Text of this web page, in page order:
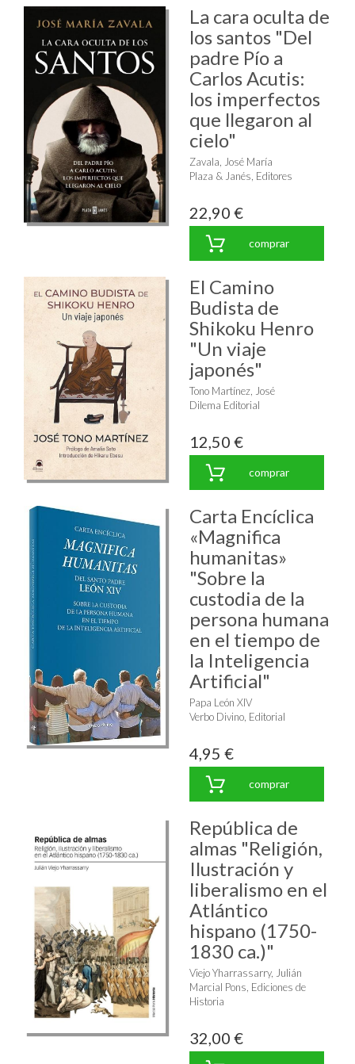
La cara oculta de
los santos "Del
padre Pío a
Carlos Acutis:
los imperfectos
que llegaron al
cielo"
Zavala, José María
Plaza & Janés, Editores
22,90 €
comprar
El Camino
Budista de
Shikoku Henro
"Un viaje
japonés"
Tono Martínez, José
Dilema Editorial
12,50 €
comprar
Carta Encíclica
«Magnifica
humanitas»
"Sobre la
custodia de la
persona humana
en el tiempo de
la Inteligencia
Artificial"
Papa León XIV
Verbo Divino, Editorial
4,95 €
comprar
República de
almas "Religión,
Ilustración y
liberalismo en el
Atlántico
hispano (1750-
1830 ca.)"
Viejo Yharrassarry, Julián
Marcial Pons, Ediciones de
Historia
32,00 €